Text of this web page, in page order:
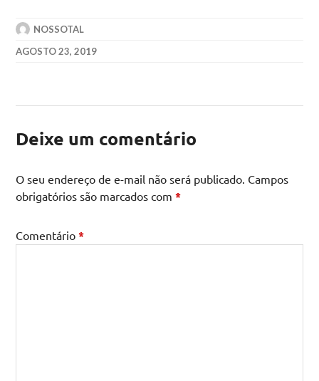
NOSSOTAL
AGOSTO 23, 2019
Deixe um comentário
O seu endereço de e-mail não será publicado. Campos
obrigatórios são marcados com*
Comentário*